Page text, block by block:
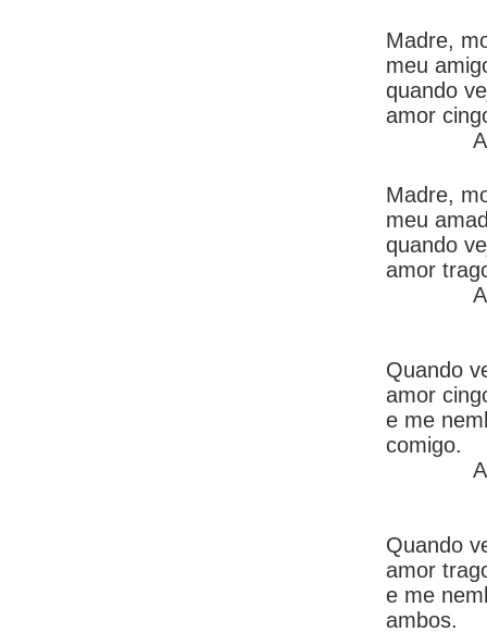
Madre,
meu
quando
amor
Madre,
meu
quando
amor
Quando
amor
e me
comigo.
Quando
amor
e me
ambos.